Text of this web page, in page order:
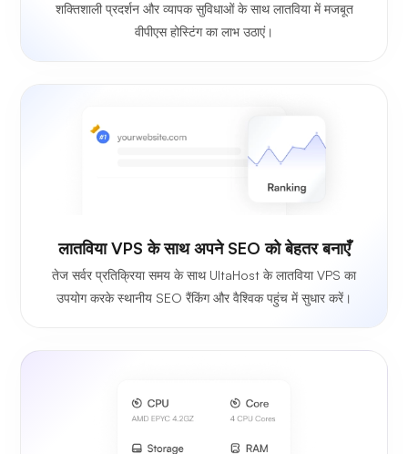
शक्तिशाली प्रदर्शन और व्यापक सुविधाओं के साथ लातविया में मजबूत
वीपीएस होस्टिंग का लाभ उठाएं।
लातविया VPS के साथ अपने SEO को बेहतर बनाएँ
तेज सर्वर प्रतिक्रिया समय के साथ UltaHost के लातविया VPS का
उपयोग करके स्थानीय SEO रैंकिंग और वैश्विक पहुंच में सुधार करें।